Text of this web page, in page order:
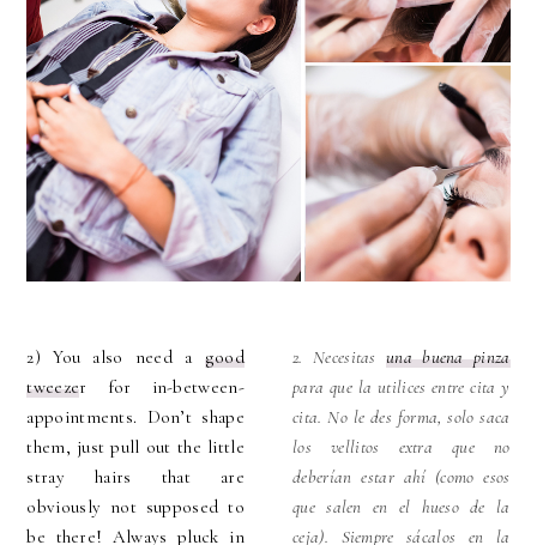
2) You also need a good
tweezer for in-between-
appointments. Don’t shape
them, just pull out the little
stray hairs that are
obviously not supposed to
be there! Always pluck in
2. Necesitasuna buena pinza
para que la utilices entre cita y
cita. No le des forma, solo saca
los vellitos extra que no
deberían estar ahí (como esos
que salen en el hueso de la
ceja). Siempre sácalos en la